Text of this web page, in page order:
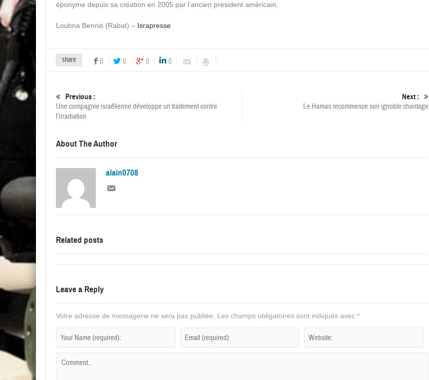
éponyme depuis sa création en 2005 par l’ancien président américain.
Loubna Bennis (Rabat) – Israpresse
share 0 0 0 0
Previous :
Une compagnie israélienne développe un traitement contre
l’irradiation
Next :
Le Hamas recommence son ignoble chantage
About The Author
alain0708
Related posts
Leave a Reply
Votre adresse de messagerie ne sera pas publiée. Les champs obligatoires sont indiqués avec *